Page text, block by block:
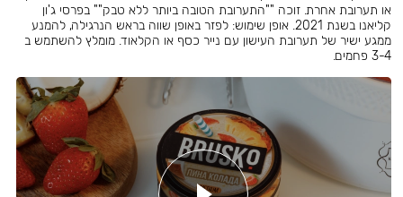
או תערובת אחרת. זוכה ""התערובת הטובה ביותר ללא טבק"" בפרסי ג'ון
קליאנו בשנת 2021. אופן שימוש: לפזר באופן שווה בראש הנרגילה, להמנע
ממגע ישיר של תערובת העישון עם נייר כסף או הקלאוד. מומלץ להשתמש ב
3-4 פחמים.